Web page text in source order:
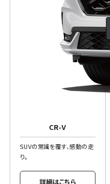
CR-V
SUVの常識を覆す、感動の走
り。
詳細はこちら